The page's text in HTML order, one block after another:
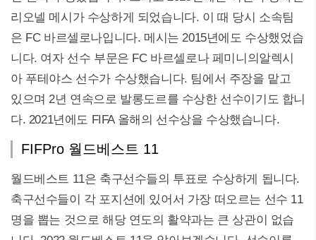
리오넬 메시가 수상하게 되었습니다. 이 때 당시 소속팀
은 FC 바르셀로나입니다. 메시는 2015년에도 수상했었습
니다. 여자 선수 부문은 FC 바르셀로나 페미니의알렉시
아 푸테야스 선수가 수상했습니다. 팀에서 주장을 맡고
있으며 2년 연속으로 발롱도르를 수상한 선수이기도 합니
다. 2021년에도 FIFA 올해의 선수상을 수상했습니다.
FIFPro 월드베스트 11
월드베스트 11은 축구선수들의 투표로 수상하게 됩니다.
축구선수들이 각 포지션에 있어서 가장 떠오르는 선수 11
명을 뽑는 것으로 해당 연도의 활약과는 큰 상관이 없습